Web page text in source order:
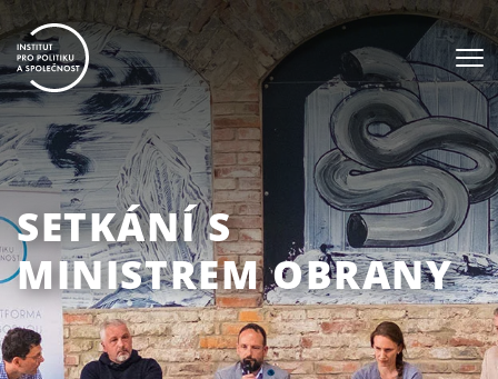
SETKÁNÍ S
MINISTREM OBRANY